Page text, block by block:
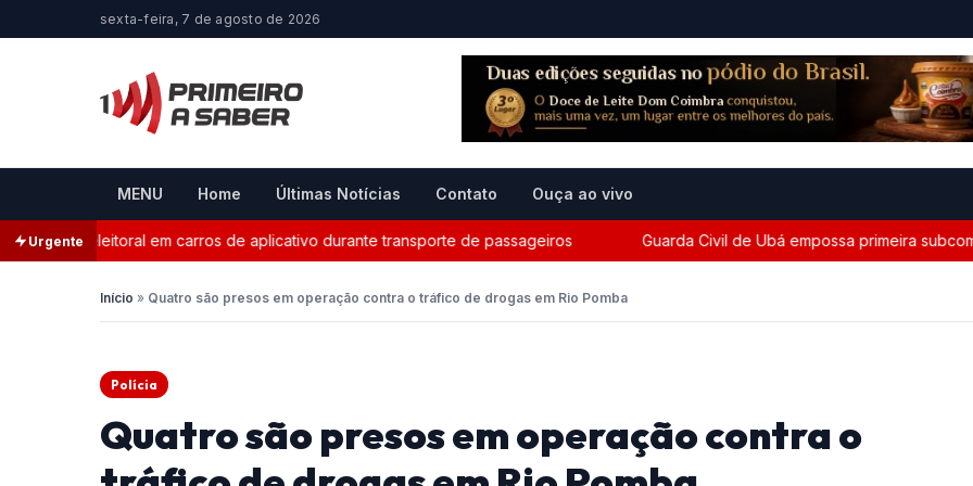
sexta-feira, 7 de agosto de 2026
MENU Home Últimas Notícias Contato Ouça ao vivo
Urgente
eleitoral em carros de aplicativo durante transporte de passageiros Guarda Civil de Ubá empossa primeira
Início » Quatro são presos em operação contra o tráfico de drogas em Rio Pomba
Polícia
Quatro são presos em operação contra o